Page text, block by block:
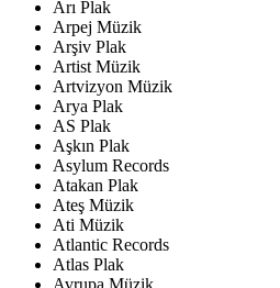
Arı Plak
Arpej Müzik
Arşiv Plak
Artist Müzik
Artvizyon Müzik
Arya Plak
AS Plak
Aşkın Plak
Asylum Records
Atakan Plak
Ateş Müzik
Ati Müzik
Atlantic Records
Atlas Plak
Avrupa Müzik